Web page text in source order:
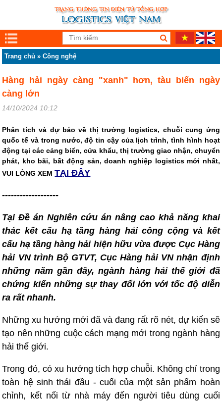
Trang chủ »Công nghệ
Hàng hải ngày càng "xanh" hơn, tàu biển ngày
càng lớn
14/10/2024 10:12
Phân tích và dự báo về thị trường logistics, chuỗi cung ứng
quốc tế và trong nước, độ tin cậy của lịch trình, tình hình hoạt
động tại các cảng biển, cửa khẩu, thị trường giao nhận, chuyển
phát, kho bãi, bất động sản, doanh nghiệp logistics mới nhất,
VUI LÒNG XEM TẠI ĐÂY
-------------------
Tại Đề án Nghiên cứu án nâng cao khả năng khai
thác kết cấu hạ tầng hàng hải công cộng và kết
cấu hạ tầng hàng hải hiện hữu vừa được Cục Hàng
hải VN trình Bộ GTVT, Cục Hàng hải VN nhận định
những năm gần đây, ngành hàng hải thế giới đã
chứng kiến những sự thay đổi lớn với tốc độ diễn
ra rất nhanh.
Những xu hướng mới đã và đang rất rõ nét, dự kiến sẽ
tạo nên những cuộc cách mạng mới trong ngành hàng
hải thế giới.
Trong đó, có xu hướng tích hợp chuỗi. Không chỉ trong
toàn hệ sinh thái đầu - cuối của một sản phẩm hoàn
chỉnh, kết nối từ nhà máy đến người tiêu dùng cuối